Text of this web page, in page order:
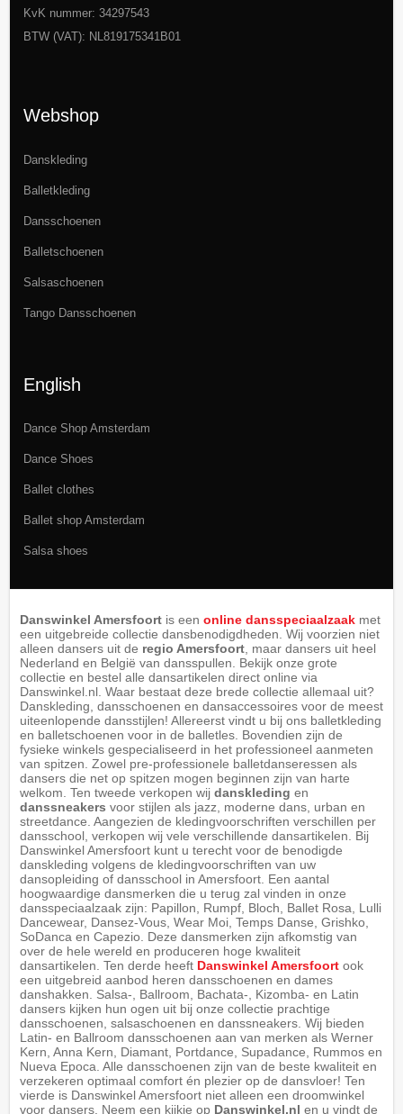
KvK nummer: 34297543
BTW (VAT): NL819175341B01
Webshop
Danskleding
Balletkleding
Dansschoenen
Balletschoenen
Salsaschoenen
Tango Dansschoenen
English
Dance Shop Amsterdam
Dance Shoes
Ballet clothes
Ballet shop Amsterdam
Salsa shoes
Danswinkel Amersfoortis een online dansspeciaalzaakmet
een uitgebreide collectie dansbenodigdheden. Wij voorzien niet
alleen dansers uit de regio Amersfoort, maar dansers uit heel
Nederland en België van dansspullen. Bekijk onze grote
collectie en bestel alle dansartikelen direct online via
Danswinkel.nl. Waar bestaat deze brede collectie allemaal uit?
Danskleding, dansschoenen en dansaccessoires voor de meest
uiteenlopende dansstijlen! Allereerst vindt u bij ons balletkleding
en balletschoenen voor in de balletles. Bovendien zijn de
fysieke winkels gespecialiseerd in het professioneel aanmeten
van spitzen. Zowel pre-professionele balletdanseressen als
dansers die net op spitzen mogen beginnen zijn van harte
welkom. Ten tweede verkopen wij danskleding en
danssneakers voor stijlen als jazz, moderne dans, urban en
streetdance. Aangezien de kledingvoorschriften verschillen per
dansschool, verkopen wij vele verschillende dansartikelen. Bij
Danswinkel Amersfoort kunt u terecht voor de benodigde
danskleding volgens de kledingvoorschriften van uw
dansopleiding of dansschool in Amersfoort. Een aantal
hoogwaardige dansmerken die u terug zal vinden in onze
dansspeciaalzaak zijn: Papillon, Rumpf, Bloch, Ballet Rosa, Lulli
Dancewear, Dansez-Vous, Wear Moi, Temps Danse, Grishko,
SoDanca en Capezio. Deze dansmerken zijn afkomstig van
over de hele wereld en produceren hoge kwaliteit
dansartikelen. Ten derde heeft Danswinkel Amersfoort ook
een uitgebreid aanbod heren dansschoenen en dames
danshakken. Salsa-, Ballroom, Bachata-, Kizomba- en Latin
dansers kijken hun ogen uit bij onze collectie prachtige
dansschoenen, salsaschoenen en danssneakers. Wij bieden
Latin- en Ballroom dansschoenen aan van merken als Werner
Kern, Anna Kern, Diamant, Portdance, Supadance, Rummos en
Nueva Epoca. Alle dansschoenen zijn van de beste kwaliteit en
verzekeren optimaal comfort én plezier op de dansvloer! Ten
vierde is Danswinkel Amersfoort niet alleen een droomwinkel
voor dansers. Neem een kijkje op Danswinkel.nl en u vindt de